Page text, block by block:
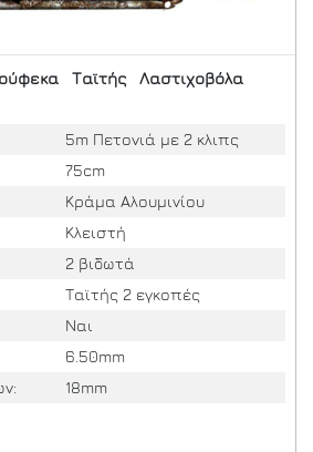
Ταϊτής
Λαστιχοβόλα
5m Πετονιά με 2 κλιπς
75cm
Κράμα Αλουμινίου
Κλειστή
2 βιδωτά
Ταϊτής 2 εγκοπές
Ναι
6.50mm
18mm